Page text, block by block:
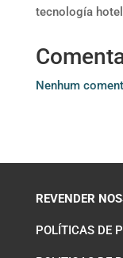
tecnología
Nenhum
REVENDER
POLÍTICAS DE